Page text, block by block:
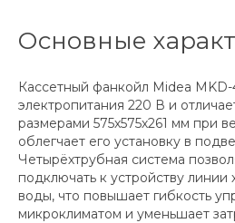
Основные
Кассетный фанкойл Midea MKD-
электропитания 220 В и
размерами 575х575х261 мм при
облегчает его установку в
Четырёхтрубная система
подключать к устройству линии
воды, что повышает гибкость
микроклиматом и уменьшает